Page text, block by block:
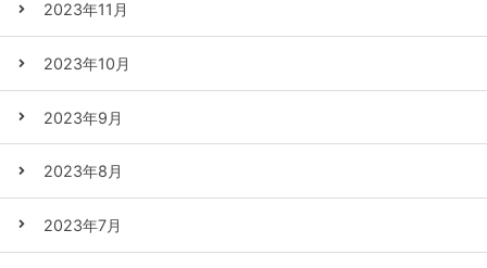
2023年11月
2023年10月
2023年9月
2023年8月
2023年7月